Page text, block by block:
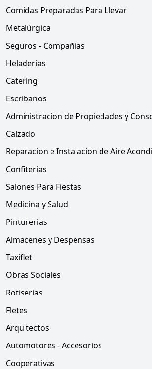
Comidas Preparadas Para Llevar
Metalúrgica
Seguros - Compañias
Heladerias
Catering
Escribanos
Administracion de Propiedades y
Calzado
Reparacion e Instalacion de Aire
Confiterias
Salones Para Fiestas
Medicina y Salud
Pinturerias
Almacenes y Despensas
Taxiflet
Obras Sociales
Rotiserias
Fletes
Arquitectos
Automotores - Accesorios
Cooperativas